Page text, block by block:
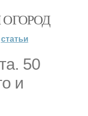
статьи
50
и